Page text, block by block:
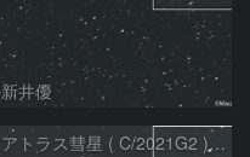
新井優
アトラス彗星 ( C/2021G2 )：2026/07/08